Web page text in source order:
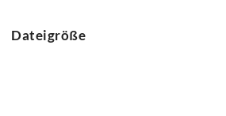
Dateigröße